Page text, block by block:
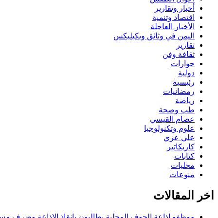
أخبار وتقارير
اقتصاد وتنمية
الأخبار العاجلة
اليمن في وثائق ويكيليكس
تقارير
ثقافة وفن
حوارات
دولية
رئيسية
رمضانيات
رياضة
طب وصحة
عصام القيسي
علوم وتكنولوجيا
علي عزي
كاريكاتير
كتابات
محليات
منوعات
اخر المقالات